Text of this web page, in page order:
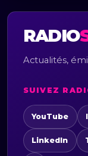
RADIO
Actualités,
SUIVEZ
YouTube
LinkedIn